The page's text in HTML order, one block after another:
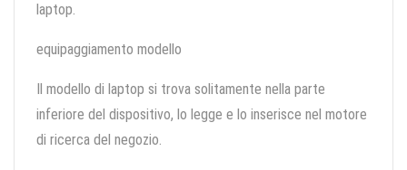
laptop.
equipaggiamento modello
Il modello di laptop si trova solitamente nella parte
inferiore del dispositivo, lo legge e lo inserisce nel motore
di ricerca del negozio.